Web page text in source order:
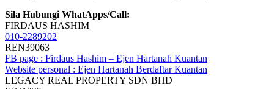
Sila Hubungi WhatApps/Call:
FIRDAUS HASHIM
010-2289202
REN39063
FB page : Firdaus Hashim – Ejen Hartanah Kuantan
Website personal : Ejen Hartanah Berdaftar Kuantan
LEGACY REAL PROPERTY SDN BHD